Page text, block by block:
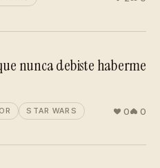
nunca debiste haberme
STAR WARS 0 0